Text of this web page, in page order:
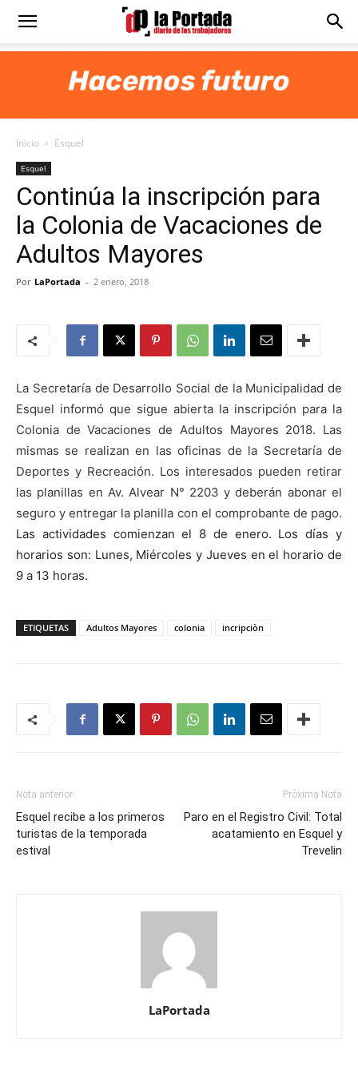
Diario
Portada
Inicio Esquel
Esquel
Continúa la inscripción para
la Colonia de Vacaciones de
Adultos Mayores
Por LaPortada - 2 enero, 2018
La Secretaría de Desarrollo Social de la Municipalidad de
Esquel informó que sigue abierta la inscripción para la
Colonia de Vacaciones de Adultos Mayores 2018. Las
mismas se realizan en las oficinas de la Secretaría de
Deportes y Recreación. Los interesados pueden retirar
las planillas en Av. Alvear N° 2203 y deberán abonar el
seguro y entregar la planilla con el comprobante de pago.
Las actividades comienzan el 8 de enero. Los días y
horarios son: Lunes, Miércoles y Jueves en el horario de
9 a 13 horas.
ETIQUETAS Adultos Mayores colonia incripciòn
Nota anterior
Esquel recibe a los primeros
turistas de la temporada
estival
Próxima Nota
Paro en el Registro Civil: Total
acatamiento en Esquel y
Trevelin
LaPortada